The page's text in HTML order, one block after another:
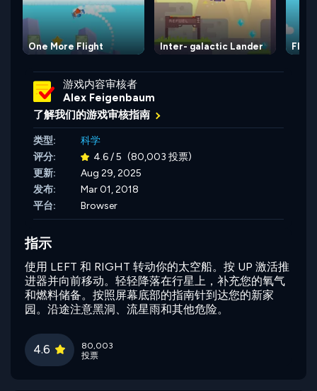
One More Flight Inter- galactic Lander Flap
游戏内容审核者
Alex Feigenbaum
了解我们的游戏审核指南
类型:
科学
评分:
4.6 / 5 (80,003 投票)
更新:
Aug 29, 2025
发布:
Mar 01, 2018
平台:
Browser
指示
使用 LEFT 和 RIGHT 转动你的太空船。按 UP 激活推
进器并向前移动。轻轻降落在行星上，补充您的氧气
和燃料储备。按照屏幕底部的指南针到达您的新家
园。沿途注意黑洞、流星雨和其他危险。
4.6
80,003
投票